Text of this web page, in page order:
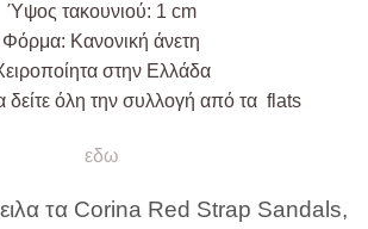
Ύψος τακουνιού: 1 cm
Φόρμα: Κανονική άνετη
στην Ελλάδα
δείτε όλη την συλλογή από τα flats
εδω
τα Corina Red Strap Sandals,